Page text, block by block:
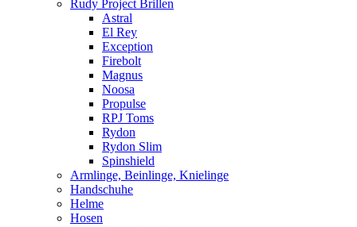
Rudy Project Brillen
Astral
El Rey
Exception
Firebolt
Magnus
Noosa
Propulse
RPJ Toms
Rydon
Rydon Slim
Spinshield
Armlinge, Beinlinge, Knielinge
Handschuhe
Helme
Hosen